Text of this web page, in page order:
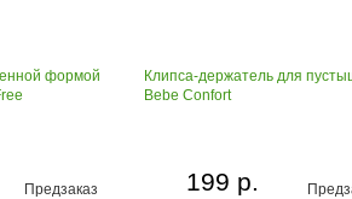
формой
Предзаказ
Клипса-держатель для
Bebe Confort
199 р.